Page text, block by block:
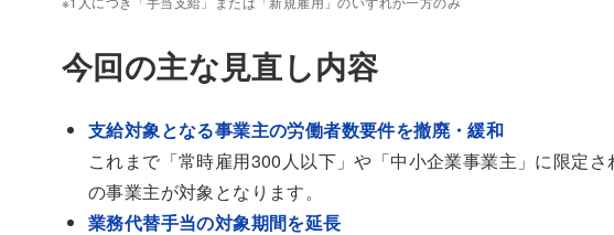
今回の主な見直し内容
支給対象となる事業主の労働者数要件を撤廃・緩和
これまで「常時雇用300人以下」や「中小企業事業主」に限定
の事業主が対象となります。
業務代替手当の対象期間を延長